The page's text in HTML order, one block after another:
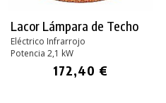
Lacor Lámpara de Techo
Eléctrico Infrarrojo
Potencia 2,1 kW
172,40 €